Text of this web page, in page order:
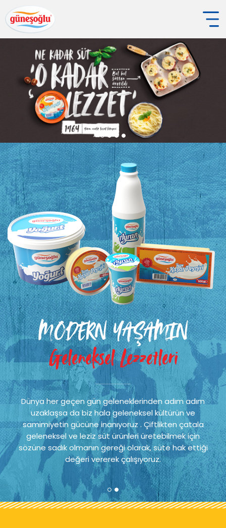
MODERN YAŞAMIN
Geleneksel Lezzetleri
Dünya her geçen gün geleneklerinden adım adım
uzaklaşsa da biz hala geleneksel kültürün ve
samimiyetin gücüne inanıyoruz . Çiftlikten çatala
geleneksel ve leziz süt ürünleri üretebilmek için
sözüne sadık olmanın gereği olarak, süte hak ettiği
değeri vererek çalışıyoruz.